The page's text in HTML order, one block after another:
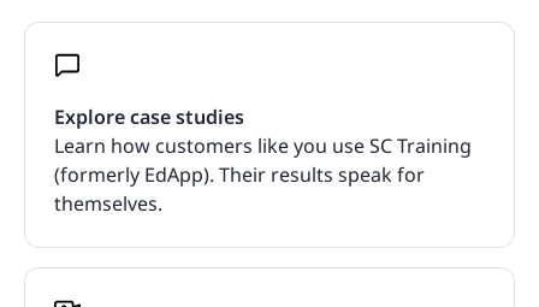
Explore case studies
Learn how customers like you use SC Training
(formerly EdApp). Their results speak for
themselves.